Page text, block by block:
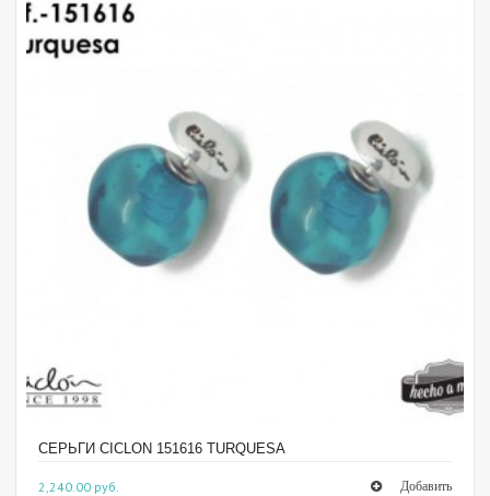
СЕРЬГИ CICLON 151616 TURQUESA
2,240.00 руб.